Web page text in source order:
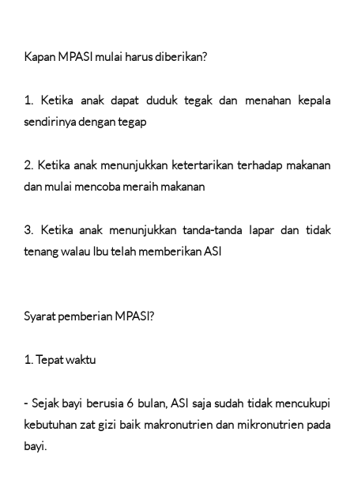
Kapan MPASI mulai harus diberikan?
1. Ketika anak dapat duduk tegak dan menahan kepala
sendirinya dengan tegap
2. Ketika anak menunjukkan ketertarikan terhadap makanan
dan mulai mencoba meraih makanan
3. Ketika anak menunjukkan tanda-tanda lapar dan tidak
tenang walau Ibu telah memberikan ASI
Syarat pemberian MPASI?
1.Tepat waktu
- Sejak bayi berusia 6 bulan, ASI saja sudah tidak mencukupi
kebutuhan zat gizi baik makronutrien dan mikronutrien pada
bayi.